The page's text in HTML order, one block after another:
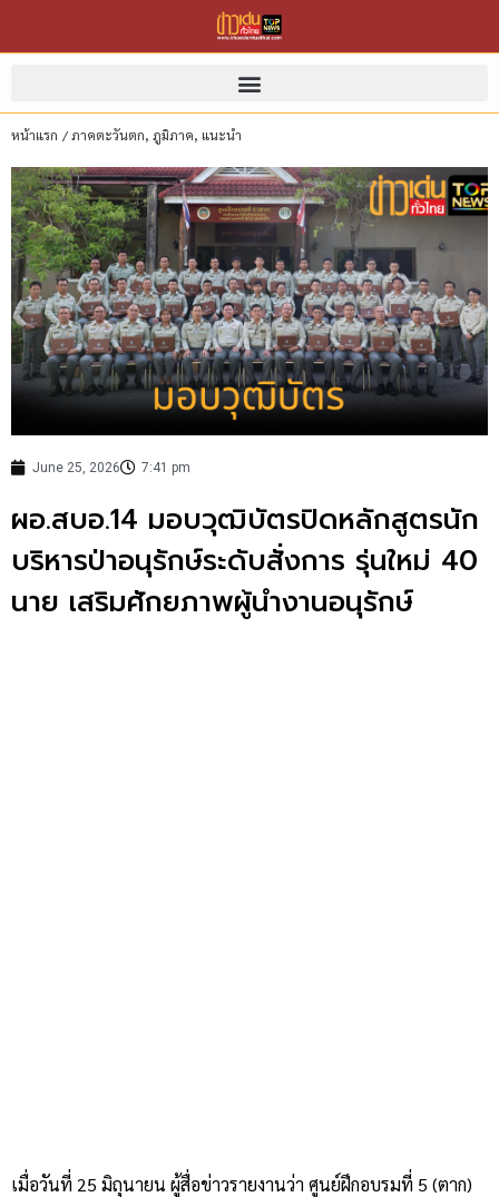
หน้าแรก /ภาคตะวันตก, ภูมิภาค, แนะนำ
June 25, 2026 7:41 pm
ผอ.สบอ.14 มอบวุฒิบัตรปิดหลักสูตรนัก
บริหารป่าอนุรักษ์ระดับสั่งการ รุ่นใหม่ 40
นาย เสริมศักยภาพผู้นำงานอนุรักษ์
เมื่อวันที่ 25 มิถุนายน ผู้สื่อข่าวรายงานว่า ศูนย์ฝึกอบรมที่ 5 (ตาก)